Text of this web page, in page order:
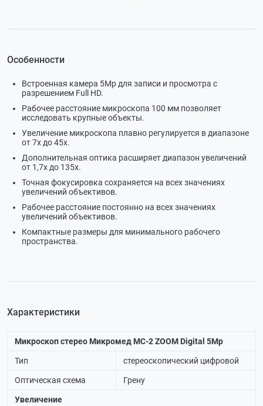
Особенности
Встроенная камера 5Мр для записи и просмотра с
разрешением Full HD.
Рабочее расстояние микроскопа 100 мм позволяет
исследовать крупные объекты.
Увеличение микроскопа плавно регулируется в диапазоне
от 7х до 45х.
Дополнительная оптика расширяет диапазон увеличений
от 1,7х до 135х.
Точная фокусировка сохраняется на всех значениях
увеличений объективов.
Рабочее расстояние постоянно на всех значениях
увеличений объективов.
Компактные размеры для минимального рабочего
пространства.
Характеристики
Микроскоп стерео Микромед MC-2 ZOOM Digital 5Mp
Тип стереоскопический цифровой
Оптическая схема Грену
Увеличение